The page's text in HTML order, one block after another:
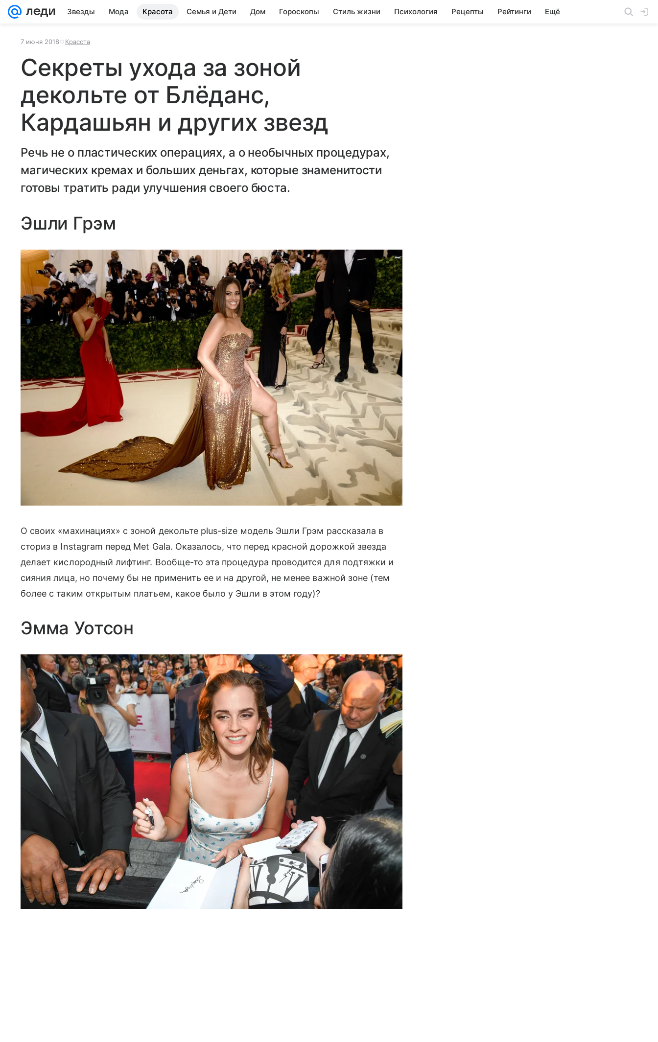
Звезды Мода Красота Семья и Дети Дом Гороскопы Стиль жизни Психология Рецепты Рейтинги Ещё
7 июня 2018 Красота
Секреты ухода за зоной
декольте от Блёданс,
Кардашьян и других звезд
Речь не о пластических операциях, а о необычных процедурах,
магических кремах и больших деньгах, которые знаменитости
готовы тратить ради улучшения своего бюста.
Эшли Грэм
О своих «махинациях» с зоной декольте plus-size модель Эшли Грэм рассказала в
сториз в Instagram перед Met Gala. Оказалось, что перед красной дорожкой звезда
делает кислородный лифтинг. Вообще-то эта процедура проводится для подтяжки и
сияния лица, но почему бы не применить ее и на другой, не менее важной зоне (тем
более с таким открытым платьем, какое было у Эшли в этом году)?
Эмма Уотсон